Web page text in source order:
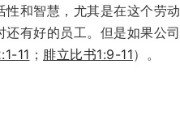
和智慧，尤其是在这个劳动
有好的员工。但是如果公
11 ； 腓立比书1:9-11）。